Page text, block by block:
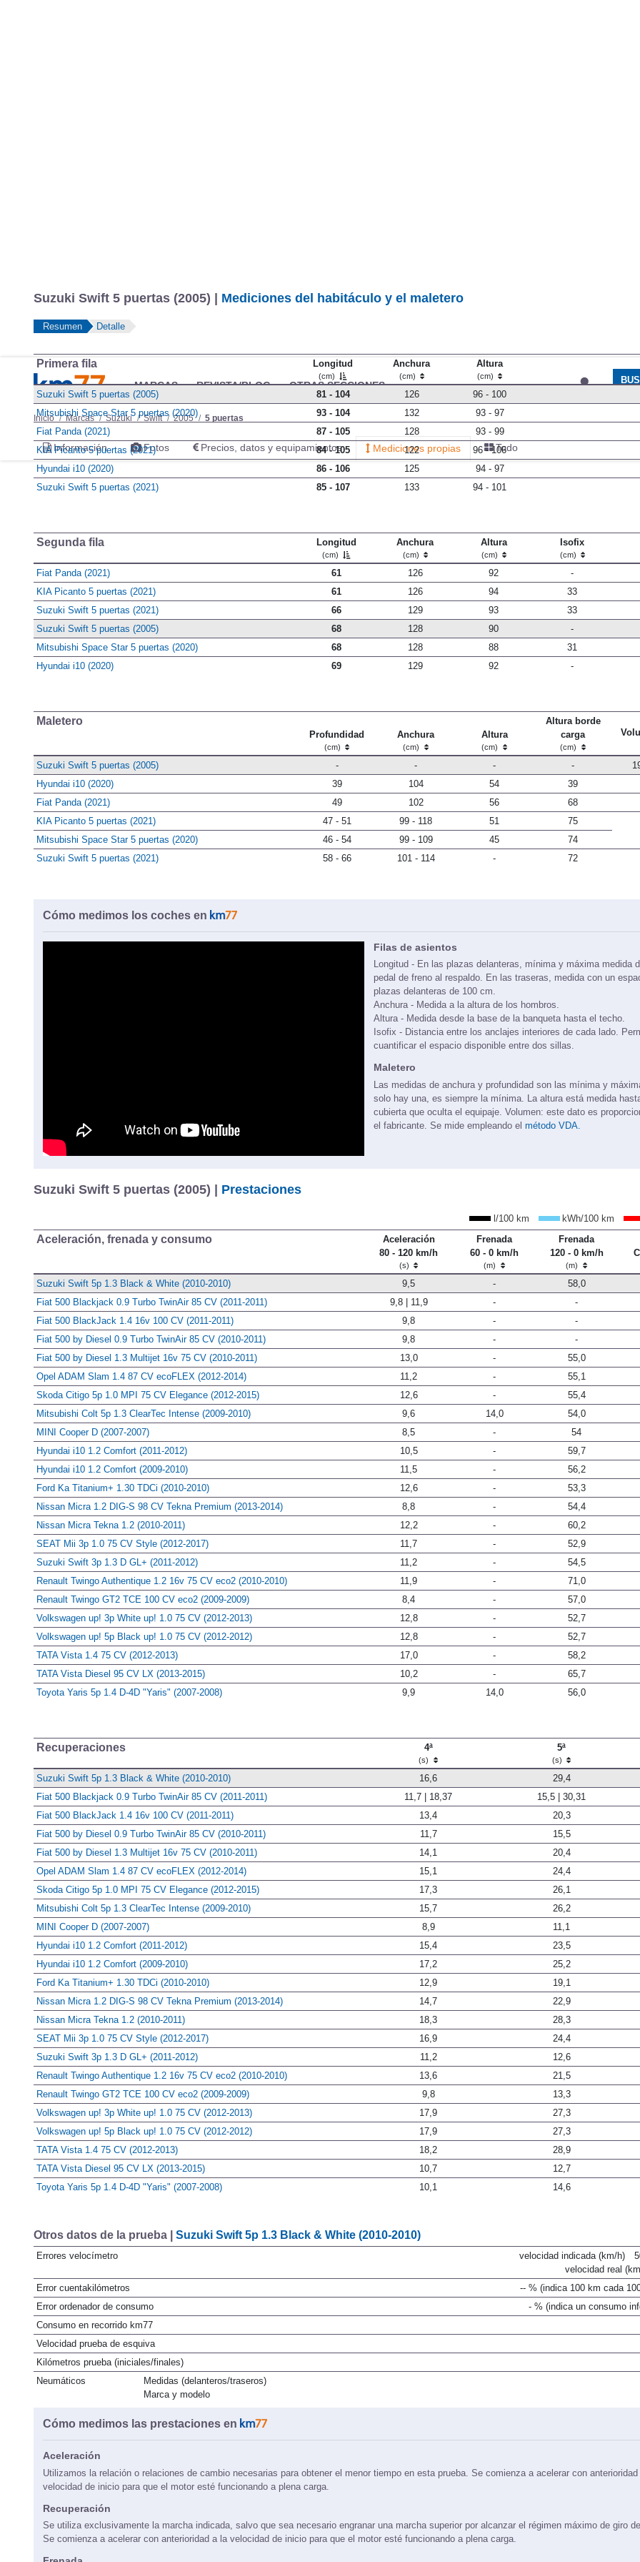
MARCAS REVISTA/BLOG OTRAS SECCIONES
Inicio Marcas Suzuki Swift 2005 5 puertas
Información Fotos Precios, datos y equipamientos Mediciones propias Todo
Suzuki Swift 5 puertas (2005) | Mediciones del habitáculo y el maletero
Resumen Detalle
Primera fila Longitud
(cm)
Anchura
(cm)
Altura
(cm)
Suzuki Swift 5 puertas (2005) 81 - 104 126
96 - 100
Mitsubishi Space Star 5 puertas (2020)
93 - 104 132
93 - 97
Fiat Panda (2021)
87 - 105 128
93 - 99
KIA Picanto 5 puertas (2021)
84 - 105 122
96 - 106
Hyundai i10 (2020)
86 - 106 125
94 - 97
Suzuki Swift 5 puertas (2021)
85 - 107 133 94 - 101
Segunda fila Longitud
(cm)
Anchura
(cm)
Altura
(cm)
Isofix
(cm)
Fiat Panda (2021) 61 126 92
-
KIA Picanto 5 puertas (2021)
61 126 94
33
Suzuki Swift 5 puertas (2021)
66 129 93
33
Suzuki Swift 5 puertas (2005)
68 128 90
-
Mitsubishi Space Star 5 puertas (2020)
68 128 88
31
Hyundai i10 (2020)
69 129 92 -
Maletero
Profundidad
(cm)
Anchura
(cm)
Altura
(cm)
Altura borde
carga
(cm)
Suzuki Swift 5 puertas (2005)
- - - -
Hyundai i10 (2020)
39 104 54 39
Fiat Panda (2021)
49 102 56 68
KIA Picanto 5 puertas (2021)
47 - 51 99 - 118 51 75
Mitsubishi Space Star 5 puertas (2020)
46 - 54 99 - 109 45
74
Suzuki Swift 5 puertas (2021)
58 - 66 101 - 114 - 72
Cómo medimos los coches en
Filas de asientos
Longitud - En las plazas delanteras, mínima y máxima medida
pedal de freno al respaldo. En las traseras, medida con un
plazas delanteras de 100 cm.
Anchura - Medida a la altura de los hombros.
Altura - Medida desde la base de la banqueta hasta el techo.
Isofix - Distancia entre los anclajes interiores de cada lado.
cuantificar el espacio disponible entre dos sillas.
Maletero
Las medidas de anchura y profundidad son las mínima y
solo hay una, es siempre la mínima. La altura está medida
cubierta que oculta el equipaje. Volumen: este dato es
el fabricante. Se mide empleando el método VDA.
Suzuki Swift 5 puertas (2005) | Prestaciones
l/100 km kWh/100 km
Aceleración, frenada y consumo
Aceleración
80 - 120 km/h
(s)
Frenada
60 - 0 km/h
(m)
Frenada
120 - 0 km/h
(m)
Suzuki Swift 5p 1.3 Black & White (2010-2010) 9,5 - 58,0
Fiat 500 Blackjack 0.9 Turbo TwinAir 85 CV (2011-2011)
9,8 | 11,9 - -
Fiat 500 BlackJack 1.4 16v 100 CV (2011-2011)
9,8 - -
Fiat 500 by Diesel 0.9 Turbo TwinAir 85 CV (2010-2011)
9,8 - -
Fiat 500 by Diesel 1.3 Multijet 16v 75 CV (2010-2011)
13,0 - 55,0
Opel ADAM Slam 1.4 87 CV ecoFLEX (2012-2014)
11,2 - 55,1
Skoda Citigo 5p 1.0 MPI 75 CV Elegance (2012-2015)
12,6 - 55,4
Mitsubishi Colt 5p 1.3 ClearTec Intense (2009-2010)
9,6 14,0 54,0
MINI Cooper D (2007-2007)
8,5 - 54
Hyundai i10 1.2 Comfort (2011-2012)
10,5 - 59,7
Hyundai i10 1.2 Comfort (2009-2010)
11,5 - 56,2
Ford Ka Titanium+ 1.30 TDCi (2010-2010)
12,6 - 53,3
Nissan Micra 1.2 DIG-S 98 CV Tekna Premium (2013-2014)
8,8 - 54,4
Nissan Micra Tekna 1.2 (2010-2011)
12,2 - 60,2
SEAT Mii 3p 1.0 75 CV Style (2012-2017)
11,7 - 52,9
Suzuki Swift 3p 1.3 D GL+ (2011-2012)
11,2 - 54,5
Renault Twingo Authentique 1.2 16v 75 CV eco2 (2010-2010)
11,9 - 71,0
Renault Twingo GT2 TCE 100 CV eco2 (2009-2009)
8,4 - 57,0
Volkswagen up! 3p White up! 1.0 75 CV (2012-2013)
12,8 - 52,7
Volkswagen up! 5p Black up! 1.0 75 CV (2012-2012)
12,8 - 52,7
TATA Vista 1.4 75 CV (2012-2013)
17,0 - 58,2
TATA Vista Diesel 95 CV LX (2013-2015)
10,2 - 65,7
Toyota Yaris 5p 1.4 D-4D "Yaris" (2007-2008)
9,9 14,0 56,0
Recuperaciones 4ª
(s)
5ª
(s)
Suzuki Swift 5p 1.3 Black & White (2010-2010) 16,6 29,4
Fiat 500 Blackjack 0.9 Turbo TwinAir 85 CV (2011-2011)
11,7 | 18,37 15,5 | 30,31
Fiat 500 BlackJack 1.4 16v 100 CV (2011-2011)
13,4 20,3
Fiat 500 by Diesel 0.9 Turbo TwinAir 85 CV (2010-2011)
11,7 15,5
Fiat 500 by Diesel 1.3 Multijet 16v 75 CV (2010-2011)
14,1 20,4
Opel ADAM Slam 1.4 87 CV ecoFLEX (2012-2014)
15,1 24,4
Skoda Citigo 5p 1.0 MPI 75 CV Elegance (2012-2015)
17,3 26,1
Mitsubishi Colt 5p 1.3 ClearTec Intense (2009-2010)
15,7 26,2
MINI Cooper D (2007-2007)
8,9 11,1
Hyundai i10 1.2 Comfort (2011-2012)
15,4 23,5
Hyundai i10 1.2 Comfort (2009-2010)
17,2 25,2
Ford Ka Titanium+ 1.30 TDCi (2010-2010)
12,9 19,1
Nissan Micra 1.2 DIG-S 98 CV Tekna Premium (2013-2014)
14,7 22,9
Nissan Micra Tekna 1.2 (2010-2011)
18,3 28,3
SEAT Mii 3p 1.0 75 CV Style (2012-2017)
16,9 24,4
Suzuki Swift 3p 1.3 D GL+ (2011-2012)
11,2 12,6
Renault Twingo Authentique 1.2 16v 75 CV eco2 (2010-2010)
13,6 21,5
Renault Twingo GT2 TCE 100 CV eco2 (2009-2009)
9,8 13,3
Volkswagen up! 3p White up! 1.0 75 CV (2012-2013)
17,9 27,3
Volkswagen up! 5p Black up! 1.0 75 CV (2012-2012)
17,9 27,3
TATA Vista 1.4 75 CV (2012-2013)
18,2 28,9
TATA Vista Diesel 95 CV LX (2013-2015)
10,7 12,7
Toyota Yaris 5p 1.4 D-4D "Yaris" (2007-2008)
10,1 14,6
Otros datos de la prueba | Suzuki Swift 5p 1.3 Black & White (2010-2010)
Errores velocímetro velocidad indicada (km/h)
velocidad real
Error cuentakilómetros
-- % (indica 100 km cada
Error ordenador de consumo
- % (indica un consumo
Consumo en recorrido km77
Velocidad prueba de esquiva
Kilómetros prueba (iniciales/finales)
Neumáticos
Medidas (delanteros/traseros)
Marca y modelo
Cómo medimos las prestaciones en
Aceleración
Utilizamos la relación o relaciones de cambio necesarias para obtener el menor tiempo en esta prueba. Se comienza a acelerar con
velocidad de inicio para que el motor esté funcionando a plena carga.
Recuperación
Se utiliza exclusivamente la marcha indicada, salvo que sea necesario engranar una marcha superior por alcanzar el régimen máximo de giro
Se comienza a acelerar con anterioridad a la velocidad de inicio para que el motor esté funcionando a plena carga.